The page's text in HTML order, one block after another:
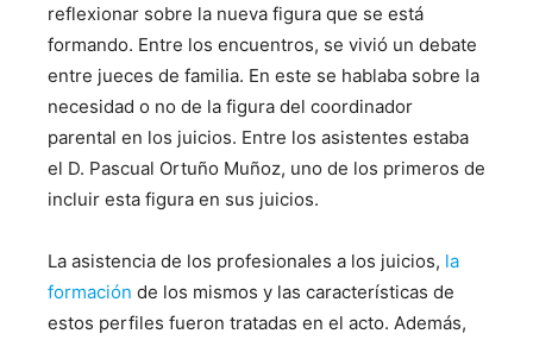
reflexionar sobre la nueva figura que se está
formando. Entre los encuentros, se vivió un debate
entre jueces de familia. En este se hablaba sobre la
necesidad o no de la figura del coordinador
parental en los juicios. Entre los asistentes estaba
el D. Pascual Ortuño Muñoz, uno de los primeros de
incluir esta figura en sus juicios.
La asistencia de los profesionales a los juicios, la
formación de los mismos y las características de
estos perfiles fueron tratadas en el acto. Además,